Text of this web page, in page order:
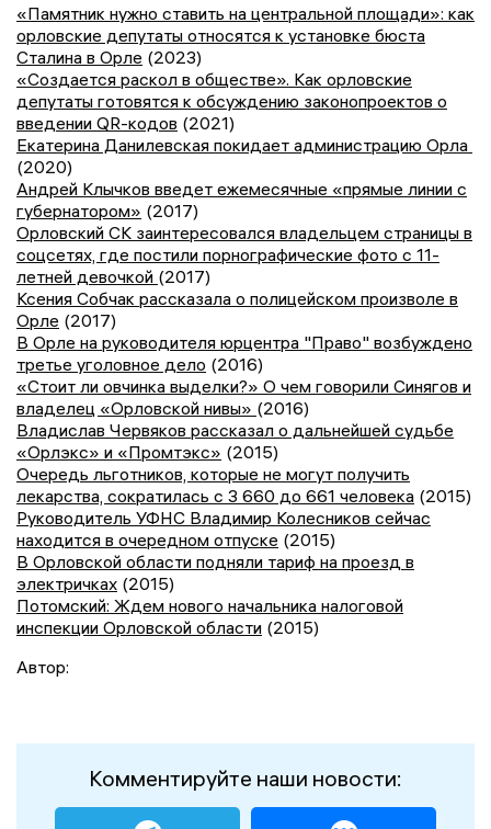
«Памятник нужно ставить на центральной площади»: как
орловские депутаты относятся к установке бюста
Сталина в Орле (2023)
«Создается раскол в обществе». Как орловские
депутаты готовятся к обсуждению законопроектов о
введении QR-кодов (2021)
Екатерина Данилевская покидает администрацию Орла
(2020)
Андрей Клычков введет ежемесячные «прямые линии с
губернатором» (2017)
Орловский СК заинтересовался владельцем страницы в
соцсетях, где постили порнографические фото с 11-
летней девочкой (2017)
Ксения Собчак рассказала о полицейском произволе в
Орле (2017)
В Орле на руководителя юрцентра "Право" возбуждено
третье уголовное дело (2016)
«Стоит ли овчинка выделки?» О чем говорили Синягов и
владелец «Орловской нивы» (2016)
Владислав Червяков рассказал о дальнейшей судьбе
«Орлэкс» и «Промтэкс» (2015)
Очередь льготников, которые не могут получить
лекарства, сократилась с 3 660 до 661 человека (2015)
Руководитель УФНС Владимир Колесников сейчас
находится в очередном отпуске (2015)
В Орловской области подняли тариф на проезд в
электричках (2015)
Потомский: Ждем нового начальника налоговой
инспекции Орловской области (2015)
Автор:
Комментируйте наши новости: